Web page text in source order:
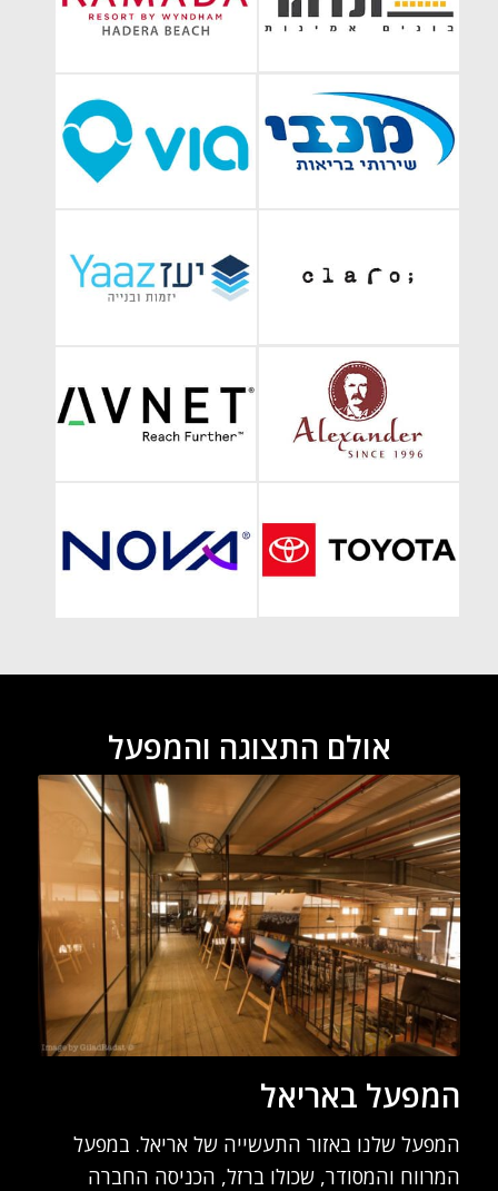
אולם התצוגה והמפעל
המפעל באריאל
המפעל שלנו באזור התעשייה של אריאל. במפעל
המרווח והמסודר, שכולו ברזל, הכניסה החברה